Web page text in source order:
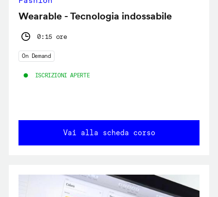
Wearable - Tecnologia indossabile
0:15 ore
On Demand
ISCRIZIONI APERTE
Vai alla scheda corso